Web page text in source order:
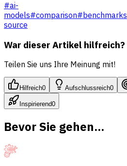
#ai-
models#comparison# benchmarks
source
War dieser Artikel hilfreich?
Teilen Sie uns Ihre Meinung mit!
Hilfreich0 Aufschlussreich0
Inspirierend0
Bevor Sie gehen...